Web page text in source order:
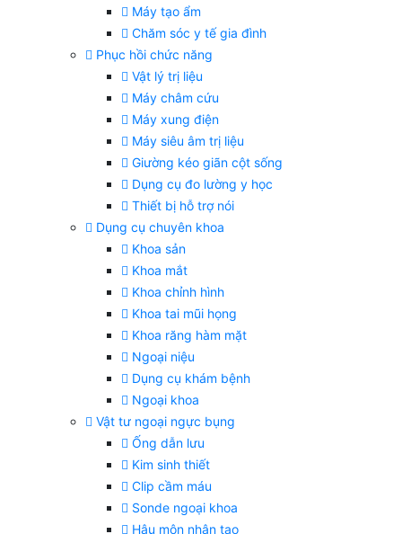
Máy tạo ẩm
Chăm sóc y tế gia đình
Phục hồi chức năng
Vật lý trị liệu
Máy châm cứu
Máy xung điện
Máy siêu âm trị liệu
Giường kéo giãn cột sống
Dụng cụ đo lường y học
Thiết bị hỗ trợ nói
Dụng cụ chuyên khoa
Khoa sản
Khoa mắt
Khoa chỉnh hình
Khoa tai mũi họng
Khoa răng hàm mặt
Ngoại niệu
Dụng cụ khám bệnh
Ngoại khoa
Vật tư ngoại ngực bụng
Ống dẫn lưu
Kim sinh thiết
Clip cầm máu
Sonde ngoại khoa
Hậu môn nhân tạo